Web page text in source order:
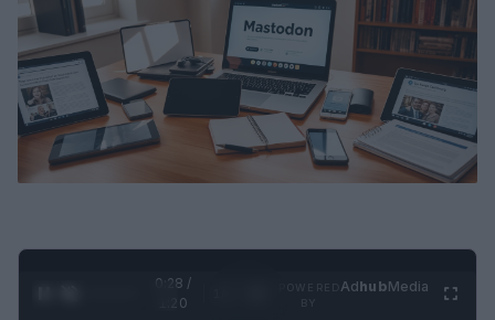
0:29 /
1:20
AdhubMedia